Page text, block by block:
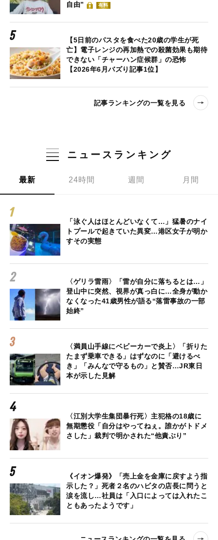
自由”
有料
【5日前のパスタを食べた20歳の学生が死
亡】電子レンジの再加熱での殺菌効果も期待
できない「チャーハン症候群」の恐怖
【2026年6月バズり記事1位】
記事ランキングの一覧を見る
ニュースランキング
最新 24時間 週間 月間
「泳ぐ人はほとんどいなくて…」猛暑のナイ
トプールで起きていた異変…港区女子が明か
すその実態
〈ゲリラ雷雨〉「雷が自分に落ちるとは…」
登山中に突然、視界が真っ白に…全身が動か
なくなった41歳男性が語る“落雷事故の一部
始終”
〈満員山手線にベビーカーで炎上〉「折りた
たまず乗車できる」はずなのに「避けるべ
き」「みんなで守るもの」と賛否…JR東日
本が示した見解
〈江別大学生集団暴行死〉主犯格の18歳に
無期懲役「自分はやってねぇ。誰かがトドメ
さした」裁判で明かされた“他責ぶり”
《イオン爆発》「売上金を金庫に戻すよう指
示した？」死者２名のハビタの店長に問うと
涙を流し…社員は「入口によっては入れたこ
ともあったようです」